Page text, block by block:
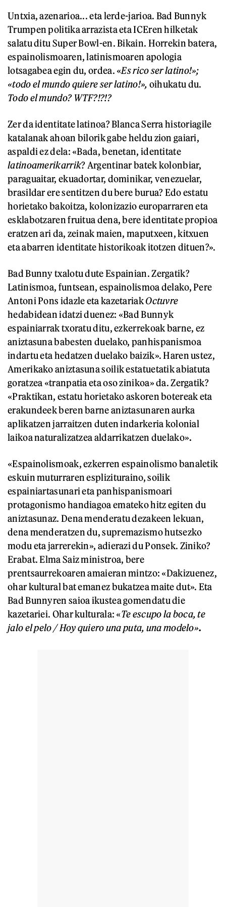
Untxia, azenarioa... eta lerde-jarioa. Bad Bunnyk
Trumpen politika arrazista eta ICEren hilketak
salatu ditu Super Bowl-en. Bikain. Horrekin batera,
espainolismoaren, latinismoaren apologia
lotsagabea egin du, ordea. «Es rico ser latino!»;
«todo el mundo quiere ser latino!», oihukatu du.
Todo el mundo?WTF?!?!?
Zer da identitate latinoa? Blanca Serra historiagile
katalanak ahoan bilorik gabe heldu zion gaiari,
aspaldi ez dela: «Bada, benetan, identitate
latinoamerikarrik? Argentinar batek kolonbiar,
paraguaitar, ekuadortar, dominikar, venezuelar,
brasildar ere sentitzen du bere burua? Edo estatu
horietako bakoitza, kolonizazio europarraren eta
esklabotzaren fruitua dena, bere identitate propioa
eratzen ari da, zeinak maien, maputxeen, kitxuen
eta abarren identitate historikoak itotzen dituen?».
Bad Bunny txalotu dute Espainian. Zergatik?
Latinismoa, funtsean, espainolismoa delako, Pere
Antoni Pons idazle eta kazetariakOctuvre
hedabidean idatzi duenez: «Bad Bunnyk
espainiarrak txoratu ditu, ezkerrekoak barne, ez
aniztasuna babesten duelako, panhispanismoa
indartu eta hedatzen duelako baizik». Haren ustez,
Amerikako aniztasuna soilik estatuetatik abiatuta
goratzea «tranpatia eta oso zinikoa» da. Zergatik?
«Praktikan, estatu horietako askoren botereak eta
erakundeek beren barne aniztasunaren aurka
aplikatzen jarraitzen duten indarkeria kolonial
laikoa naturalizatzea aldarrikatzen duelako».
«Espainolismoak, ezkerren espainolismo banaletik
eskuin muturraren esplizituraino, soilik
espainiartasunari eta panhispanismoari
protagonismo handiagoa emateko hitz egiten du
aniztasunaz. Dena menderatu dezakeen lekuan,
dena menderatzen du, supremazismo hutsezko
modu eta jarrerekin», adierazi du Ponsek. Ziniko?
Erabat. Elma Saiz ministroa, bere
prentsaurrekoaren amaieran mintzo: «Dakizuenez,
ohar kultural bat emanez bukatzea maite dut». Eta
Bad Bunnyren saioa ikustea gomendatu die
kazetariei. Ohar kulturala: «Te escupo la boca, te
jalo el pelo / Hoy quiero una puta, una modelo».